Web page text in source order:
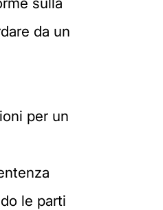
da un
per un
le parti